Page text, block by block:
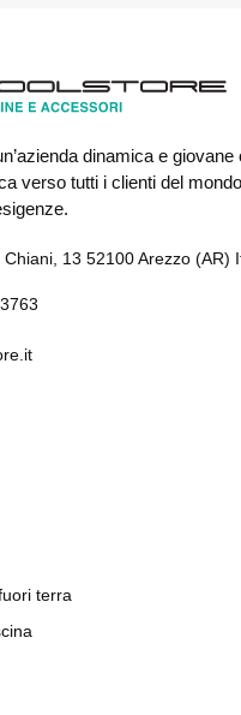
dinamica e giovane
verso tutti i clienti del
13 52100 Arezzo (AR)
terra